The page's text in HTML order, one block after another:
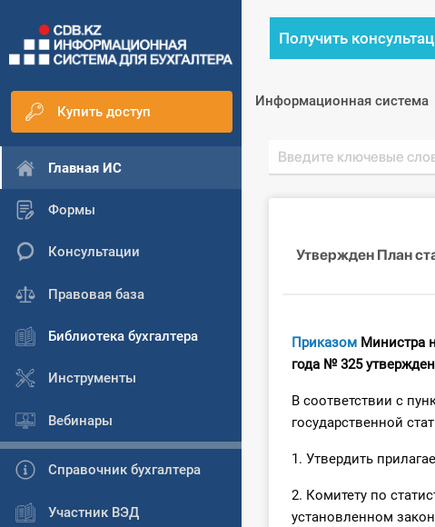
Купить доступ
Главная ИС
Формы
Консультации
Правовая база
Библиотека бухгалтера
Инструменты
Вебинары
Справочник бухгалтера
Участник ВЭД
Получить
Информационная система
Утвержден План
Приказом Министра
года № 325 утвержден
В соответствии с
государственной
1. Утвердить
2. Комитету по
установленном